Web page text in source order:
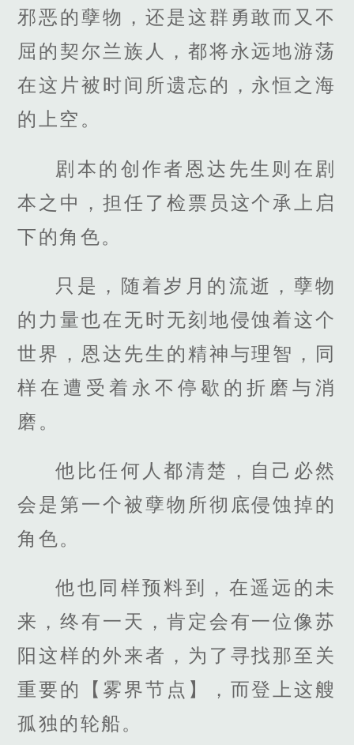
邪恶的孽物，还是这群勇敢而又不
屈的契尔兰族人，都将永远地游荡
在这片被时间所遗忘的，永恒之海
的上空。
剧本的创作者恩达先生则在剧
本之中，担任了检票员这个承上启
下的角色。
只是，随着岁月的流逝，孽物
的力量也在无时无刻地侵蚀着这个
世界，恩达先生的精神与理智，同
样在遭受着永不停歇的折磨与消
磨。
他比任何人都清楚，自己必然
会是第一个被孽物所彻底侵蚀掉的
角色。
他也同样预料到，在遥远的未
来，终有一天，肯定会有一位像苏
阳这样的外来者，为了寻找那至关
重要的【雾界节点】，而登上这艘
孤独的轮船。